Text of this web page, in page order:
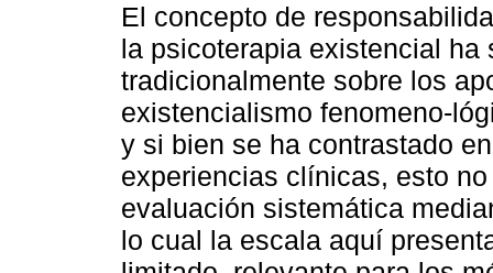
El concepto de
la psicoterapia existencial ha
tradicionalmente sobre los
existencialismo fenomeno-
y si bien se ha contrastado
experiencias clínicas, esto
evaluación sistemática
lo cual la escala aquí